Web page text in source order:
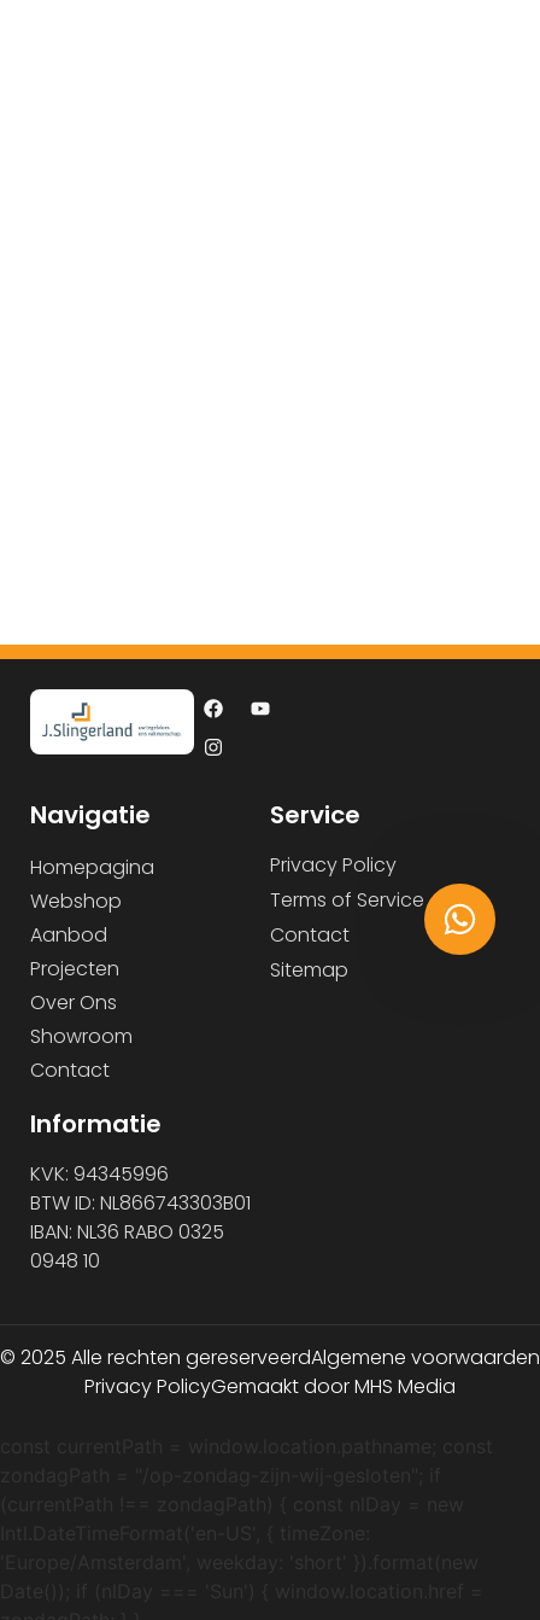
Navigatie
Homepagina
Webshop
Aanbod
Projecten
Over Ons
Showroom
Contact
Service
Privacy Policy
Terms of Service
Contact
Sitemap
Informatie
KVK: 94345996
BTW ID: NL866743303B01
IBAN: NL36 RABO 0325
0948 10
© 2025 Alle rechten gereserveerdAlgemene voorwaarden
Privacy PolicyGemaakt door MHS Media